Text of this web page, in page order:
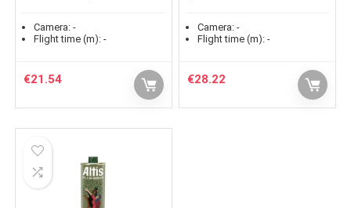
Camera: -
Flight time (m): -
€21.54
Camera: -
Flight time (m): -
€28.22